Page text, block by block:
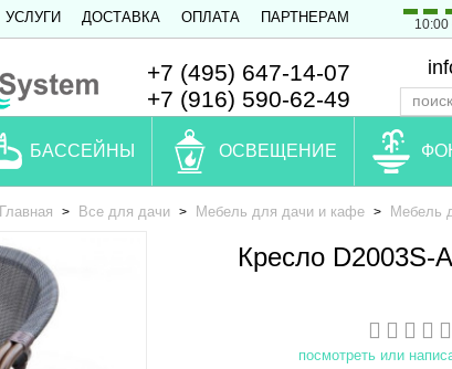
УСЛУГИ ДОСТАВКА ОПЛАТА ПАРТНЕРАМ
+7 (495) 647-14-07
+7 (916) 590-62-49
БАССЕЙНЫ ОСВЕЩЕНИЕ
Главная > Все для дачи > Мебель для дачи и кафе > Мебель
Кресло D2003S-
посмотреть или